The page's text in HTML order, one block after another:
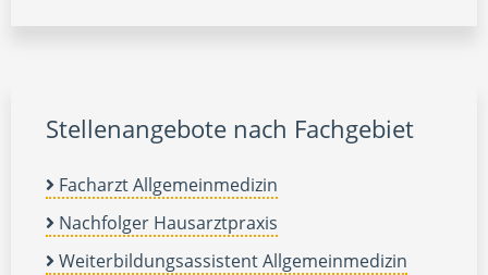
Stellenangebote nach Fachgebiet
Facharzt Allgemeinmedizin
Nachfolger Hausarztpraxis
Weiterbildungsassistent Allgemeinmedizin